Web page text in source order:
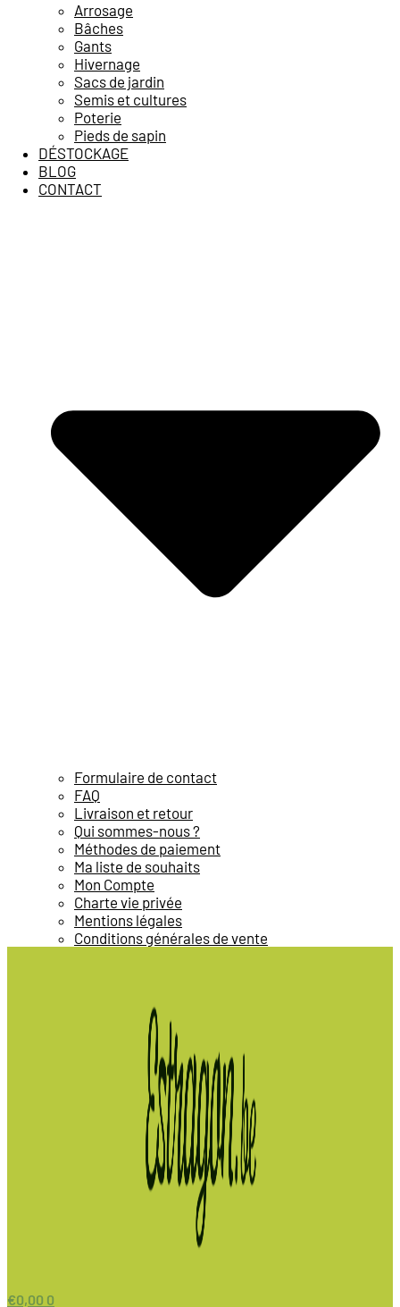
Arrosage
Bâches
Gants
Hivernage
Sacs de jardin
Semis et cultures
Poterie
Pieds de sapin
DÉSTOCKAGE
BLOG
CONTACT
Formulaire de contact
FAQ
Livraison et retour
Qui sommes-nous ?
Méthodes de paiement
Ma liste de souhaits
Mon Compte
Charte vie privée
Mentions légales
Conditions générales de vente
€0,00 0